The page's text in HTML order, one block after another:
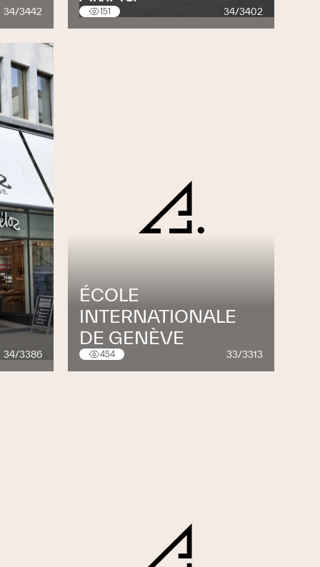
34/3442 151 34/3402
34/3386
ÉCOLE
INTERNATIONALE
DE GENÈVE
454 33/3313